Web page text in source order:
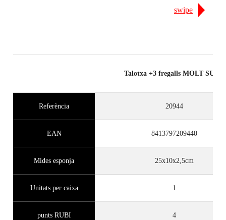
swipe
Talotxa +3 fregalls MOLT SUAU
Referència 20944
EAN 8413797209440
Mides esponja 25x10x2,5cm
Unitats per caixa 1
punts RUBI 4